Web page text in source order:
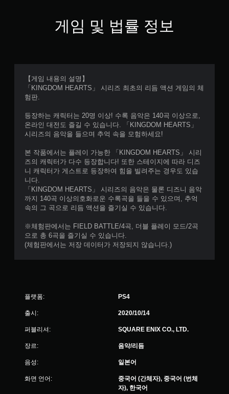
게임 및 법률 정보
【게임 내용의 설명】
「KINGDOM HEARTS」 시리즈 최초의 리듬 액션 게임의 체
험판.
등장하는 캐릭터는 20명 이상! 수록 음악은 140곡 이상으로,
온라인 대전도 즐길 수 있습니다. 「KINGDOM HEARTS」
시리즈의 음악을 들으며 추억 속을 모험하세요!
본 작품에서는 플레이 가능한 「KINGDOM HEARTS」 시리
즈의 캐릭터가 다수 등장합니다! 또한 스테이지에 따라 디즈
니 캐릭터가 게스트로 등장하여 힘을 빌려주는 경우도 있습
니다.
「KINGDOM HEARTS」 시리즈의 음악은 물론 디즈니 음악
까지 140곡 이상의호화로운 수록곡을 들을 수 있으며, 추억
속의 그 곡으로 리듬 액션을 즐기실 수 있습니다.
※체험판에서는 FIELD BATTLE/4곡, 더블 플레이 모드/2곡
으로 총 6곡을 즐기실 수 있습니다.
(체험판에서는 저장 데이터가 저장되지 않습니다.)
플랫폼: PS4
출시: 2020/10/14
퍼블리셔: SQUARE ENIX CO., LTD.
장르: 음악/리듬
음성: 일본어
화면 언어:
중국어 (간체자), 중국어 (번체
자), 한국어